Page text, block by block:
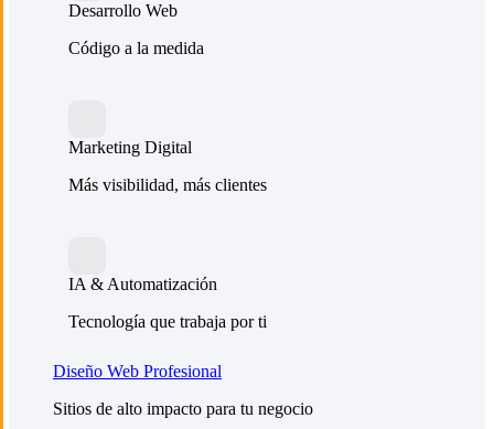
Desarrollo Web
Código a la medida
Marketing Digital
Más visibilidad, más clientes
IA & Automatización
Tecnología que trabaja por ti
Diseño Web Profesional
Sitios de alto impacto para tu negocio